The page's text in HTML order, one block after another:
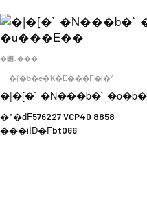
�݌ɂ���
�{�b�e�K�E���F�l�^
�|�[�` �N���b�`
�^�ԁF576227 VCP40 8858
���iID�Fbt066